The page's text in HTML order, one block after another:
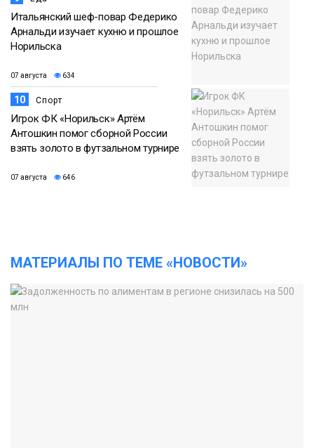
Итальянский шеф-повар Федерико
Арнальди изучает кухню и прошлое
Норильска
07 августа 634
10 Спорт
Игрок ФК «Норильск» Артём
Антошкин помог сборной России
взять золото в футзальном турнире
07 августа 646
МАТЕРИАЛЫ ПО ТЕМЕ «НОВОСТИ»